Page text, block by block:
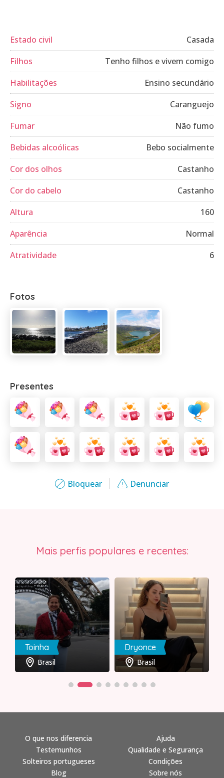
Bloquear Denunciar
Estado civil
Casada
Filhos
Tenho filhos e vivem comigo
Habilitações
Ensino secundário
Signo
Caranguejo
Fumar
Não fumo
Bebidas alcoólicas
Bebo socialmente
Cor dos olhos
Castanho
Cor do cabelo
Castanho
Altura
160
Aparência
Normal
Atratividade
6
Fotos
Presentes
Mais perfis populares e recentes:
Toinha
Brasil
Dryonce
Brasil
O que nos diferencia
Testemunhos
Solteiros portugueses
Blog
Ajuda
Qualidade e Segurança
Condições
Sobre nós